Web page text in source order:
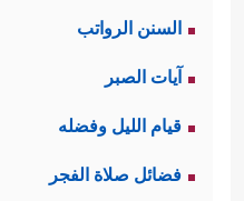
السنن الرواتب
آيات الصبر
قيام الليل وفضله
فضائل صلاة الفجر